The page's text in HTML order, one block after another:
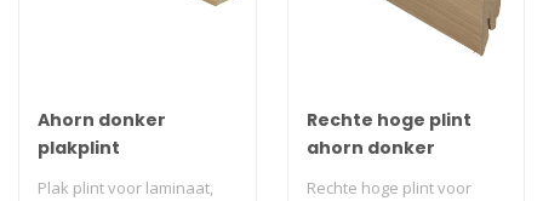
Ahorn donker
plakplint
Plak plint voor laminaat,
Rechte hoge plint
ahorn donker
Rechte hoge plint voor